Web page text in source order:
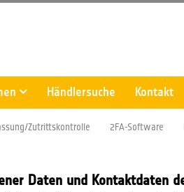
Händlersuche Kontakt
Zutrittskontrolle 2FA-Software
Daten und Kontaktdaten